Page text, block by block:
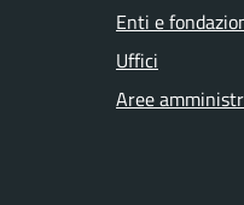
Enti e
Uffici
Aree